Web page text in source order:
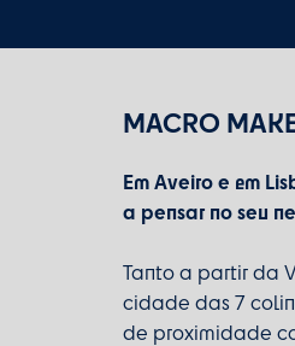
MACRO
Em Aveiro e em
a pensar no seu
Tanto a partir da
cidade das 7
de proximidade